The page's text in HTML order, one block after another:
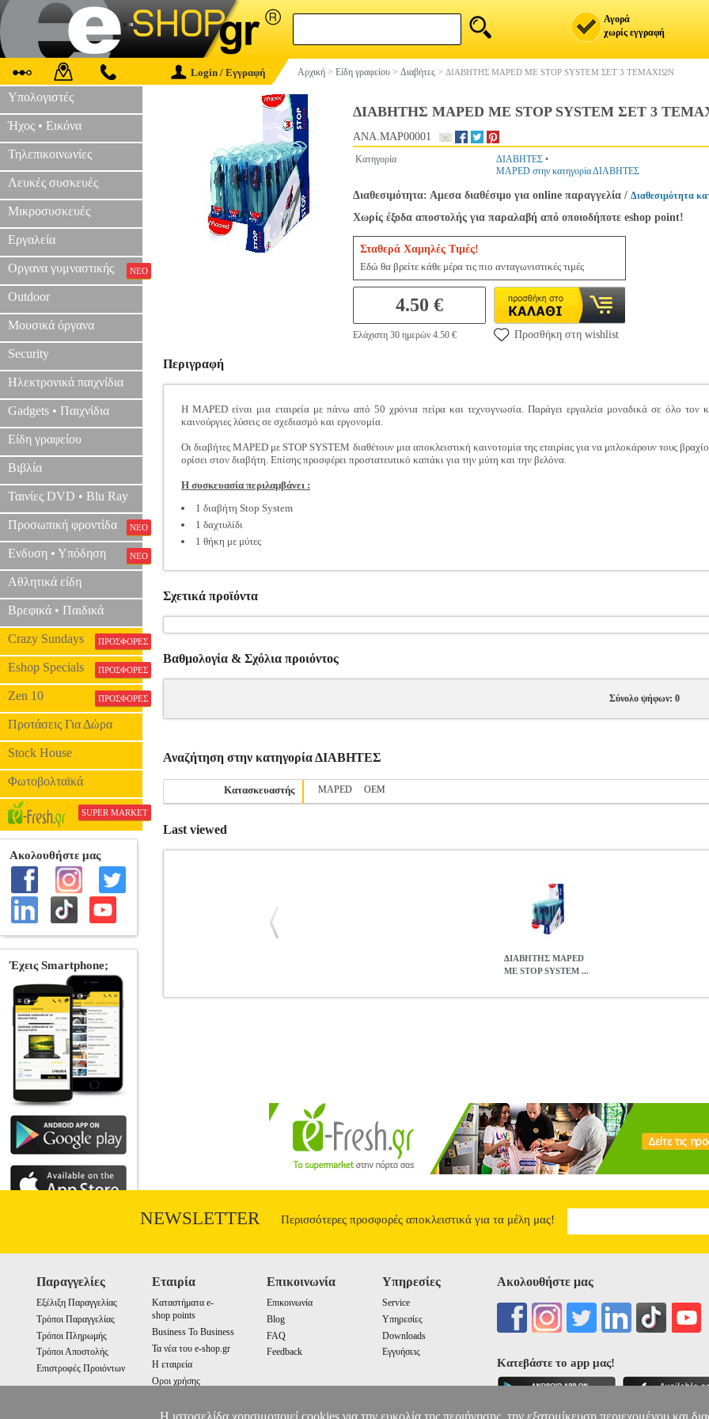
Αγορά
χωρίς εγγραφή
Login / Εγγραφή Αρχική > Είδη γραφείου > Διαβήτες > ΔΙΑΒΗΤΗΣ MAPED ΜΕ STOP SYSTEM ΣΕΤ 3 ΤΕΜΑΧΙΩΝ
Υπολογιστές
Ήχος • Εικόνα
Τηλεπικοινωνίες
Λευκές συσκευές
Μικροσυσκευές
Εργαλεία
Οργανα γυμναστικής ΝΕΟ
Outdoor
Μουσικά όργανα
Security
Ηλεκτρονικά παιχνίδια
Gadgets • Παιχνίδια
Είδη γραφείου
Βιβλία
Ταινίες DVD • Blu Ray
Προσωπική φροντίδα ΝΕΟ
Ενδυση • Υπόδηση ΝΕΟ
Αθλητικά είδη
Βρεφικά • Παιδικά
Crazy Sundays ΠΡΟΣΦΟΡΕΣ
Eshop Specials ΠΡΟΣΦΟΡΕΣ
Zen 10 ΠΡΟΣΦΟΡΕΣ
Προτάσεις Για Δώρα
Stock House
Φωτοβολταϊκά
SUPER MARKET
ΔΙΑΒΗΤΗΣ MAPED ΜΕ STOP SYSTEM ΣΕΤ 3
ANA.MAP00001
Κατηγορία ΔΙΑΒΗΤΕΣ •
MAPED στην κατηγορία ΔΙΑΒΗΤΕΣ
Διαθεσιμότητα: Αμεσα διαθέσιμο για online παραγγελία / Διαθεσιμότητα
Χωρίς έξοδα αποστολής για παραλαβή από οποιοδήποτε eshop point!
Σταθερά Χαμηλές Τιμές!
Εδώ θα βρείτε κάθε μέρα τις πιο ανταγωνιστικές τιμές
4.50 €
Ελάχιστη 30 ημερών 4.50 € Προσθήκη στη wishlist
Περιγραφή
Η MAPED είναι μια εταιρεία με πάνω από 50 χρόνια πείρα και τεχνογνωσία. Παράγει εργαλεία μοναδικά σε όλο τον
καινούργιες λύσεις σε σχεδιασμό και εργονομία.
Οι διαβήτες MAPED με STOP SYSTEM διαθέτουν μια αποκλειστική καινοτομία της εταιρίας για να μπλοκάρουν τους
ορίσει στον διαβήτη. Επίσης προσφέρει προστατευτικό καπάκι για την μύτη και την βελόνα.
Η συσκευασία περιλαμβάνει :
1 διαβήτη Stop System
1 δαχτυλίδι
1 θήκη με μύτες
Σχετικά προϊόντα
Βαθμολογία & Σχόλια προιόντος
Σύνολο ψήφων: 0
Αναζήτηση στην κατηγορία ΔΙΑΒΗΤΕΣ
Κατασκευαστής MAPED OEM
Last viewed
ΔΙΑΒΗΤΗΣ MAPED
ΜΕ STOP SYSTEM ...
NEWSLETTER Περισσότερες προσφορές αποκλειστικά για τα μέλη μας!
Παραγγελίες
Εξέλιξη Παραγγελίας
Τρόποι Παραγγελίας
Τρόποι Πληρωμής
Τρόποι Αποστολής
Επιστροφές Προιόντων
Εταιρία
Καταστήματα e-
shop points
Business To Business
Τα νέα του e-shop.gr
Η εταιρεία
Οροι χρήσης
Επικοινωνία
Επικοινωνία
Blog
FAQ
Feedback
Υπηρεσίες
Service
Υπηρεσίες
Downloads
Εγγυήσεις
Ακολουθήστε μας
Κατεβάστε το app μας!